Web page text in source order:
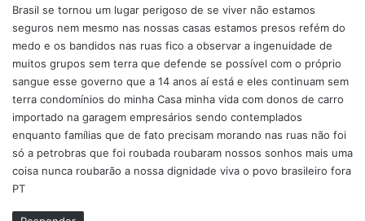
Brasil se tornou um lugar perigoso de se viver não estamos
seguros nem mesmo nas nossas casas estamos presos refém do
medo e os bandidos nas ruas fico a observar a ingenuidade de
muitos grupos sem terra que defende se possível com o próprio
sangue esse governo que a 14 anos aí está e eles continuam sem
terra condomínios do minha Casa minha vida com donos de carro
importado na garagem empresários sendo contemplados
enquanto famílias que de fato precisam morando nas ruas não foi
só a petrobras que foi roubada roubaram nossos sonhos mais uma
coisa nunca roubarão a nossa dignidade viva o povo brasileiro fora
PT